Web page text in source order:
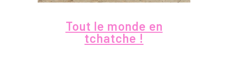
Tout le monde en
tchatche !